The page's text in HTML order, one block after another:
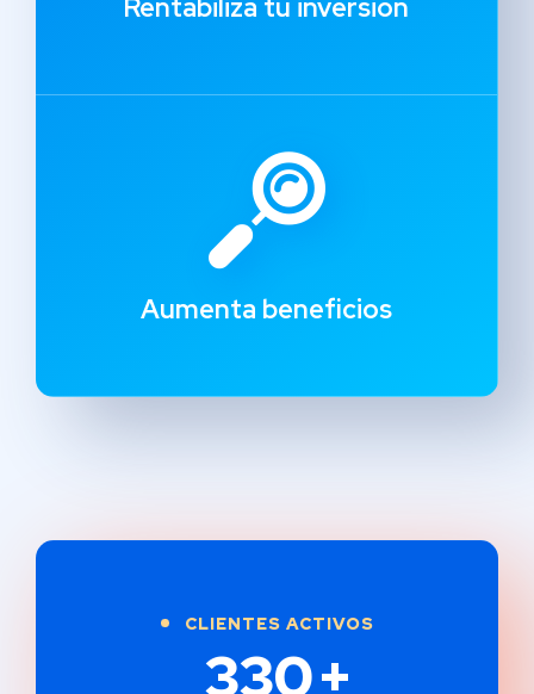
Rentabiliza tu inversión
Aumenta beneficios
CLIENTES ACTIVOS
330+